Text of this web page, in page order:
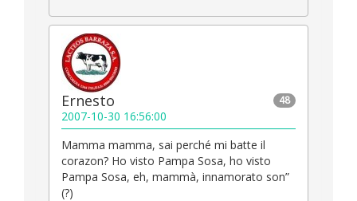
48
Ernesto
2007-10-30 16:56:00
Mamma mamma, sai perché mi batte il
corazon? Ho visto Pampa Sosa, ho visto
Pampa Sosa, eh, mammà, innamorato son”
(?)